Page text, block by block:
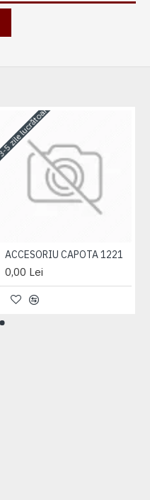
3-5 zile lucrătoare
ACCESORIU CAPOTA 1221
0,00 Lei